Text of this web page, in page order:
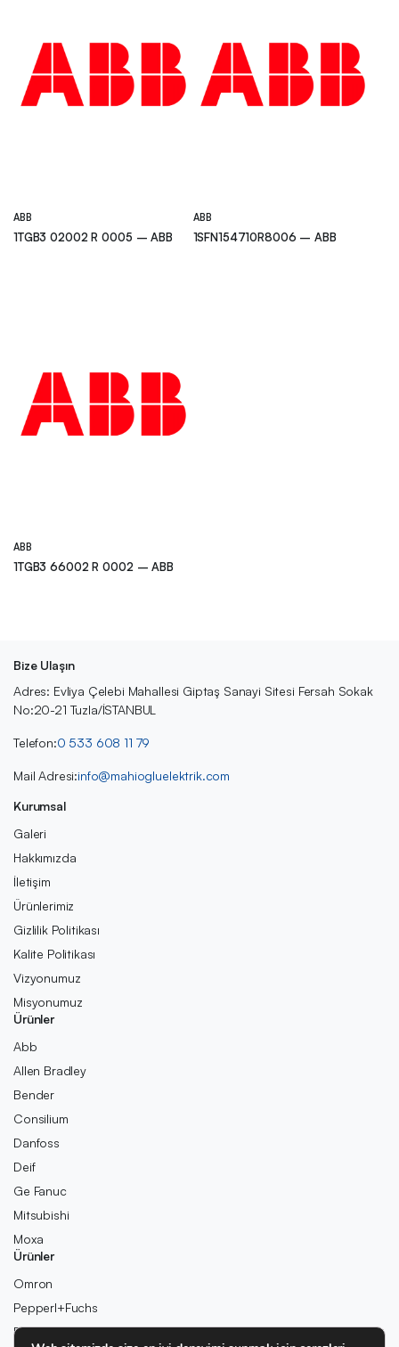
ABB
1TGB3 02002 R 0005 – ABB
ABB
1SFN154710R8006 – ABB
ABB
1TGB3 66002 R 0002 – ABB
Bize Ulaşın
Adres: Evliya Çelebi Mahallesi Giptaş Sanayi Sitesi Fersah Sokak
No:20-21 Tuzla/İSTANBUL
Telefon:0 533 608 11 79
Mail Adresi:info@mahiogluelektrik.com
Kurumsal
Galeri
Hakkımızda
İletişim
Ürünlerimiz
Gizlilik Politikası
Kalite Politikası
Vizyonumuz
Misyonumuz
Ürünler
Abb
Allen Bradley
Bender
Consilium
Danfoss
Deif
Ge Fanuc
Mitsubishi
Moxa
Ürünler
Omron
Pepperl+Fuchs
Pilz